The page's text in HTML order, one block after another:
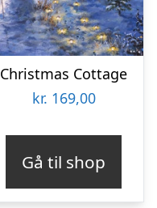
Christmas Cottage
kr. 169,00
Gå til shop